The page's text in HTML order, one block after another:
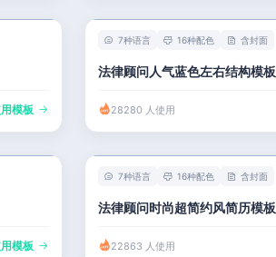
模板
7种语言 16种配色 含封面
法律顾问人气蓝色左右结构模板
28280 人使用
模板
7种语言 16种配色 含封面
法律顾问时尚超简约风简历模板
22863 人使用